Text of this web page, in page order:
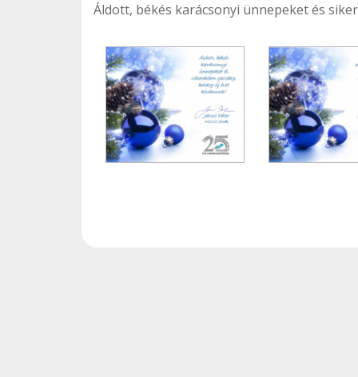
Áldott, békés karácsonyi ünnepeket és